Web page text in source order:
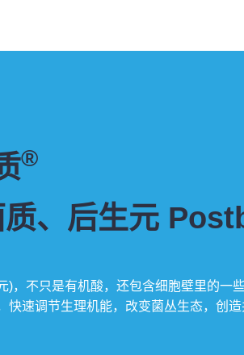
®
质、后生元
不只是有机酸，还包含细胞壁里的一
速调节生理机能，改变菌丛生态，创